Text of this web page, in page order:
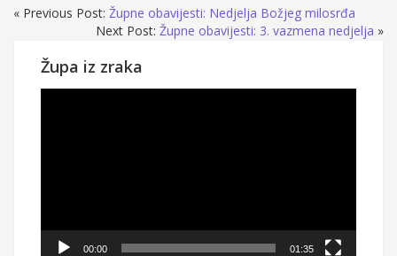
« Previous Post: Župne obavijesti: Nedjelja Božjeg milosrđa
Next Post: Župne obavijesti: 3. vazmena nedjelja »
Župa iz zraka
00:00 01:35